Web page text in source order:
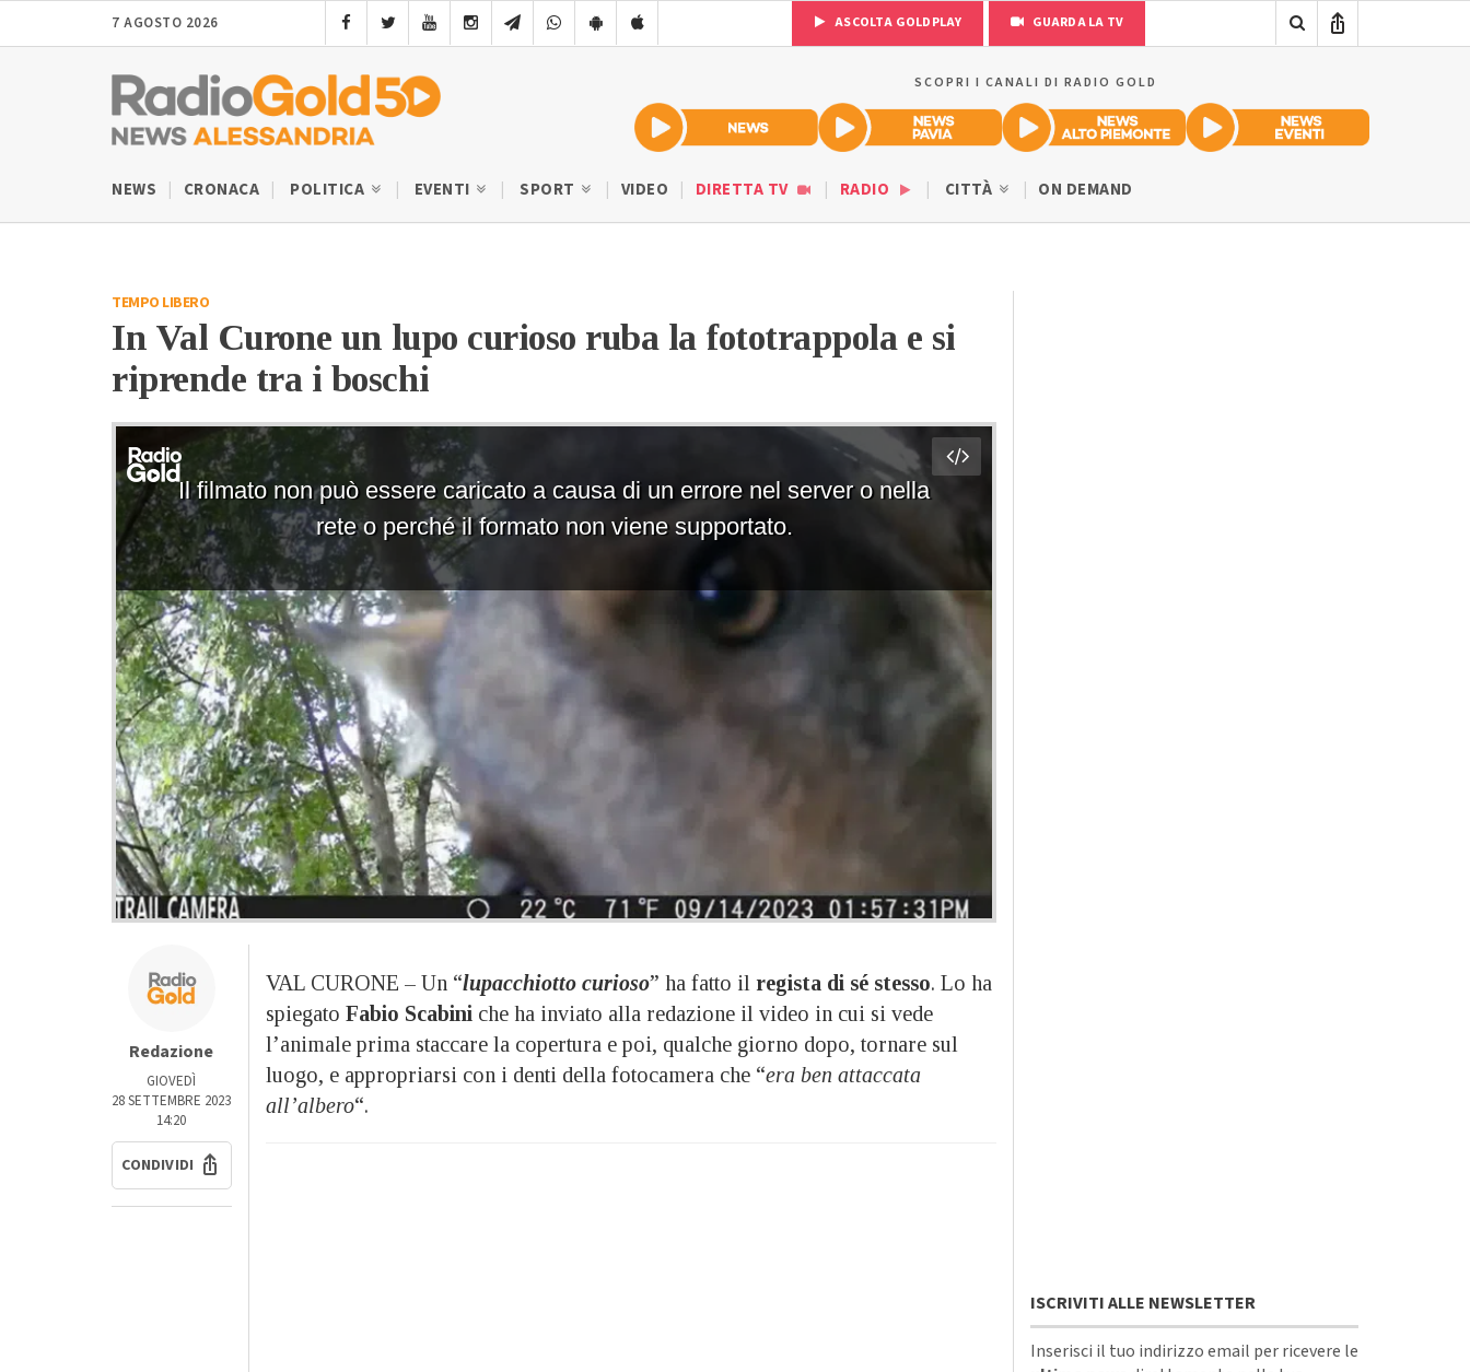
7 AGOSTO 2026 ASCOLTA GOLDPLAY GUARDA LA TV
SCOPRI I CANALI DI RADIO GOLD
NEWS CRONACA POLITICA EVENTI SPORT VIDEO DIRETTA TV RADIO CITTÀ ON DEMAND
TEMPO LIBERO
In Val Curone un lupo curioso ruba la fototrappola e si
riprende tra i boschi
Redazione
GIOVEDÌ
28 SETTEMBRE 2023
14:20
CONDIVIDI
VAL CURONE – Un “lupacchiotto curioso” ha fatto il regista di sé stesso. Lo ha
spiegato Fabio Scabini che ha inviato alla redazione il video in cui si vede
l’animale prima staccare la copertura e poi, qualche giorno dopo, tornare sul
luogo, e appropriarsi con i denti della fotocamera che “era ben attaccata
all’albero“.
ISCRIVITI ALLE NEWSLETTER
Inserisci il tuo indirizzo email per ricevere le